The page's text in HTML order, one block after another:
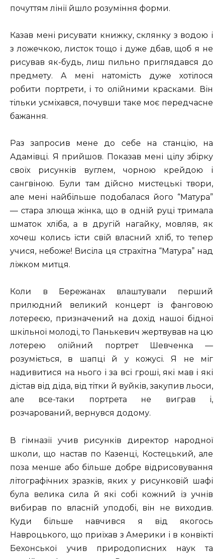
почуттям лінії йшло розуміння форми.
Казав мені рисувати книжку, склянку з водою і
з ложечкою, листок тощо і дуже дбав, щоб я не
рисував як-будь, лиш пильно приглядався до
предмету. А мені натомість дуже хотілося
робити портрети, і то олійними красками. Він
тільки усміхався, почувши таке моє передчасне
бажання.
Раз запросив мене до себе на станцію, на
Адамівці. Я прийшов. Показав мені цілу збірку
своїх рисунків вуглем, чорною крейдою і
сангвіною. Були там дійсно мистецькі твори,
але мені найбільше подобалася його “Матура”
— стара злюща жінка, що в одній руці тримала
шматок хліба, а в другій нагайку, мовляв, як
хочеш колись їсти свій власний хліб, то тепер
учися, небоже! Висіла ця страхітна “Матура” над
ліжком митця.
Коли в Бережанах влаштували перший
прилюдний великий концерт із фанговою
лотереєю, призначений на дохід нашої бідної
шкільної молоді, то Панькевич жертвував на цю
лотерею олійний портрет Шевченка —
розуміється, в шапці й у кожусі. Я не міг
надивитися на нього і за всі гроші, які мав і які
дістав від діда, від тітки й вуйків, закупив льоси,
але все-таки портрета не виграв і,
розчарований, вернувся додому.
В гімназії учив рисунків директор народної
школи, що настав по Казенці, Костецький, але
поза менше або більше добре відрисовування
літографічних зразків, яких у рисунковій шафі
була велика сила й які собі кожний із учнів
вибирав по власній уподобі, він не виходив.
Куди більше навчився я від якогось
Навроцького, що приїхав з Америки і в конвікті
Бехонської учив природописних наук та